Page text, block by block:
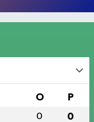
O P
0 0